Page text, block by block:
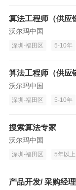
算法工程师（供应
沃尔玛中国
深圳-福田区 5-10年
算法工程师（供应
沃尔玛中国
深圳-福田区 5-10年
搜索算法专家
沃尔玛中国
深圳-福田区 5年以上
产品开发/ 采购经